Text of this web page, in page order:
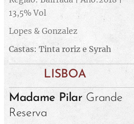
13,5% Vol
Lopes & Gonzalez
Castas: Tinta roriz e Syrah
LISBOA
Madame Pilar Grande
Reserva